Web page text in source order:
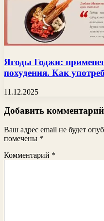
Ягоды Годжи:
похудения. Как
11.12.2025
Добавить комментарий
Ваш адрес email не будет
помечены *
Комментарий *